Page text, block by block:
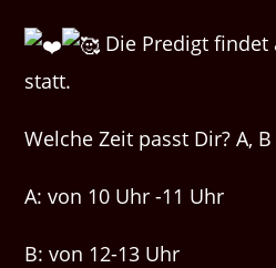
Die Predigt
statt.
Welche Zeit passt Dir? A,
A: von 10 Uhr -11 Uhr
B: von 12-13 Uhr